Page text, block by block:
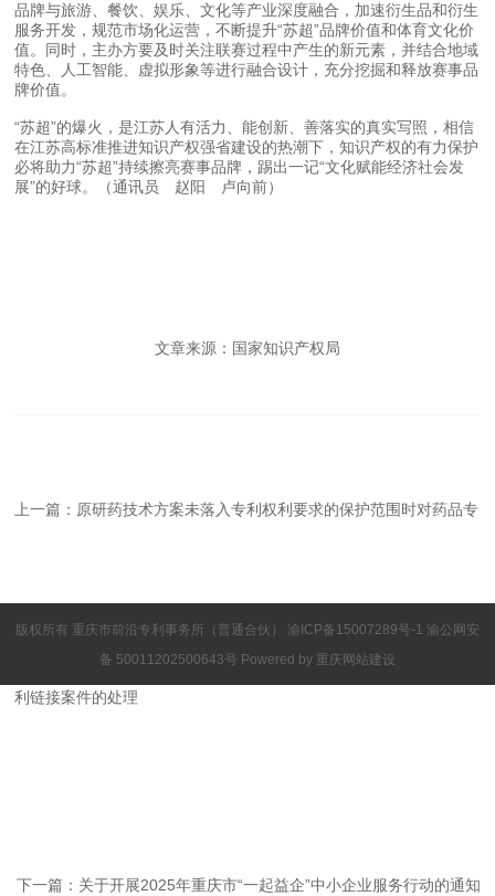
品牌与旅游、餐饮、娱乐、文化等产业深度融合，加速衍生品和衍生
服务开发，规范市场化运营，不断提升“苏超”品牌价值和体育文化价
值。同时，主办方要及时关注联赛过程中产生的新元素，并结合地域
特色、人工智能、虚拟形象等进行融合设计，充分挖掘和释放赛事品
牌价值。
“苏超”的爆火，是江苏人有活力、能创新、善落实的真实写照，相信
在江苏高标准推进知识产权强省建设的热潮下，知识产权的有力保护
必将助力“苏超”持续擦亮赛事品牌，踢出一记“文化赋能经济社会发
展”的好球。（通讯员 赵阳 卢向前）
文章来源：国家知识产权局
上一篇： 原研药技术方案未落入专利权利要求的保护范围时对药品专
利链接案件的处理
下一篇： 关于开展2025年重庆市“一起益企”中小企业服务行动的通知
版权所有 重庆市前沿专利事务所（普通合伙） 渝ICP备15007289号-1 渝公网安
备 50011202500643号 Powered by 重庆网站建设